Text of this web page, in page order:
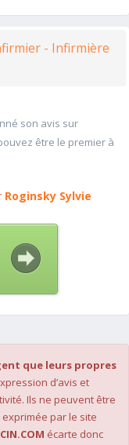
- Infirmière
son avis sur
être le premier à
Roginsky Sylvie
que leurs propres
d’avis et
Ils ne peuvent être
par le site
écarte donc